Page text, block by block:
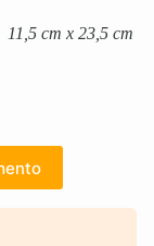
11,5 cm x 23,5 cm